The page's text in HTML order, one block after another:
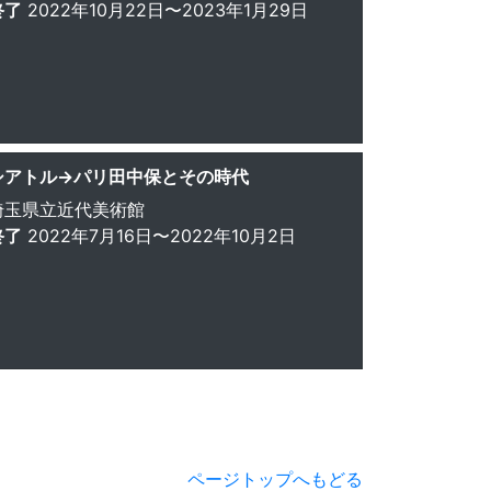
了 2022年10月22日〜2023年1月29日
アトル→パリ田中保とその時代
玉県立近代美術館
了 2022年7月16日〜2022年10月2日
ページトップへもどる